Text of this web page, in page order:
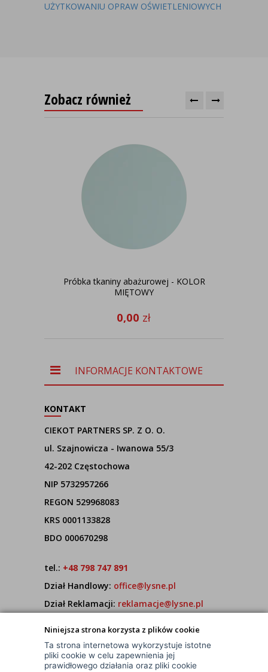
Niniejsza strona korzysta z plików cookie
Ta strona internetowa wykorzystuje istotne
pliki cookie w celu zapewnienia jej
prawidłowego działania oraz pliki cookie
UŻYTKOWANIU OPRAW OŚWIETLENIOWYCH
Zobacz również
Próbka tkaniny abażurowej - KOLOR
MIĘTOWY
0,00 zł
INFORMACJE KONTAKTOWE
KONTAKT
CIEKOT PARTNERS SP. Z O. O.
ul. Szajnowicza - Iwanowa 55/3
42-202 Częstochowa
NIP 5732957266
REGON 529968083
KRS 0001133828
BDO 000670298
tel.: +48 798 747 891
Dział Handlowy: office@lysne.pl
Dział Reklamacji: reklamacje@lysne.pl
7:00 - 15:00